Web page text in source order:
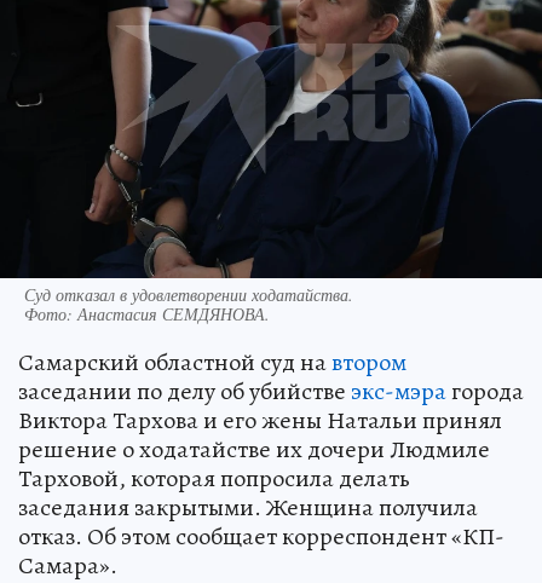
Суд отказал в удовлетворении ходатайства.
Фото: Анастасия СЕМДЯНОВА.
Самарский областной суд навтором
заседании по делу об убийстве экс-мэрагорода
Виктора Тархова и его жены Натальи принял
решение о ходатайстве их дочери Людмиле
Тарховой, которая попросила делать
заседания закрытыми. Женщина получила
отказ. Об этом сообщает корреспондент «КП-
Самара».